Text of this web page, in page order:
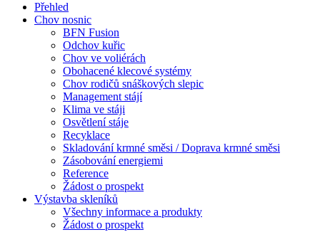
Přehled
Chov nosnic
BFN Fusion
Odchov kuřic
Chov ve voliérách
Obohacené klecové systémy
Chov rodičů snáškových slepic
Management stájí
Klima ve stáji
Osvětlení stáje
Recyklace
Skladování krmné směsi / Doprava krmné směsi
Zásobování energiemi
Reference
Žádost o prospekt
Výstavba skleníků
Všechny informace a produkty
Žádost o prospekt